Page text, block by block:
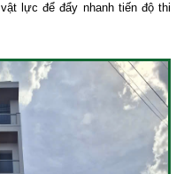
lực để đẩy nhanh tiến độ thi